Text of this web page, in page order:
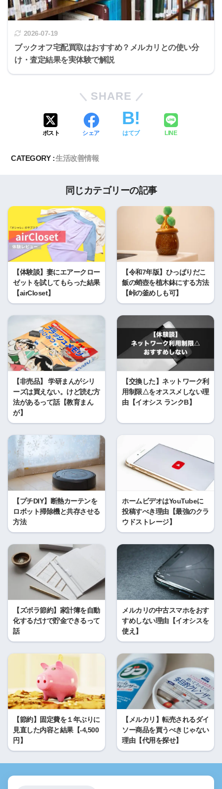
2026-07-19
ブックオフ宅配買取はおすすめ？メルカリとの使い分
け・査定結果を実体験で解説
SHARE
ポスト シェア はてブ LINE
CATEGORY :生活改善情報
同じカテゴリーの記事
【体験談】妻にエアークロー
ゼットを試してもらった結果
【airCloset】
【令和7年版】ひっぱりだこ
飯の蛸壺を植木鉢にする方法
【峠の釜めしも可】
【非売品】 学研まんがシリ
ーズは買えない。けど読む方
法があるって話【教育まん
が】
【交換した】ネットワーク利
用制限△をオススメしない理
由【イオシス ランクB】
【プチDIY】断熱カーテンを
ロボット掃除機と共存させる
方法
ホームビデオはYouTubeに
投稿すべき理由【最強のクラ
ウドストレージ】
【ズボラ節約】家計簿を自動
化するだけで貯金できるって
話
メルカリの中古スマホをおす
すめしない理由【イオシスを
使え】
【節約】固定費を１年ぶりに
見直した内容と結果【-4,500
円】
【メルカリ】転売されるダイ
ソー商品を買うべきじゃない
理由【代用を探せ】